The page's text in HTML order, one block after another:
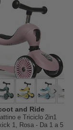
and Ride
e Triciclo 2in1
1, Rosa - Da 1 a 5